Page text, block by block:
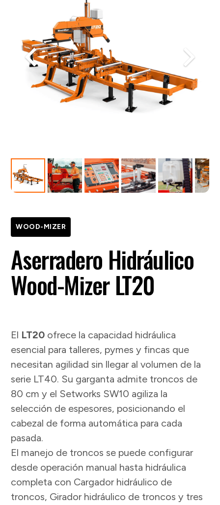
WOOD-MIZER
Aserradero Hidráulico
Wood-Mizer LT20
El LT20 ofrece la capacidad hidráulica
esencial para talleres, pymes y fincas que
necesitan agilidad sin llegar al volumen de la
serie LT40. Su garganta admite troncos de
80 cm y el Setworks SW10 agiliza la
selección de espesores, posicionando el
cabezal de forma automática para cada
pasada.
El manejo de troncos se puede configurar
desde operación manual hasta hidráulica
completa con Cargador hidráulico de
troncos, Girador hidráulico de troncos y tres